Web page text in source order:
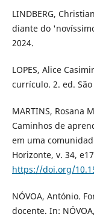
LINDBERG,
diante do
2024.
LOPES, Alice
currículo. 2. ed.
MARTINS, Rosana
Caminhos de
em uma
Horizonte, v. 34,
https://doi.org/
NÓVOA, António.
docente. In: